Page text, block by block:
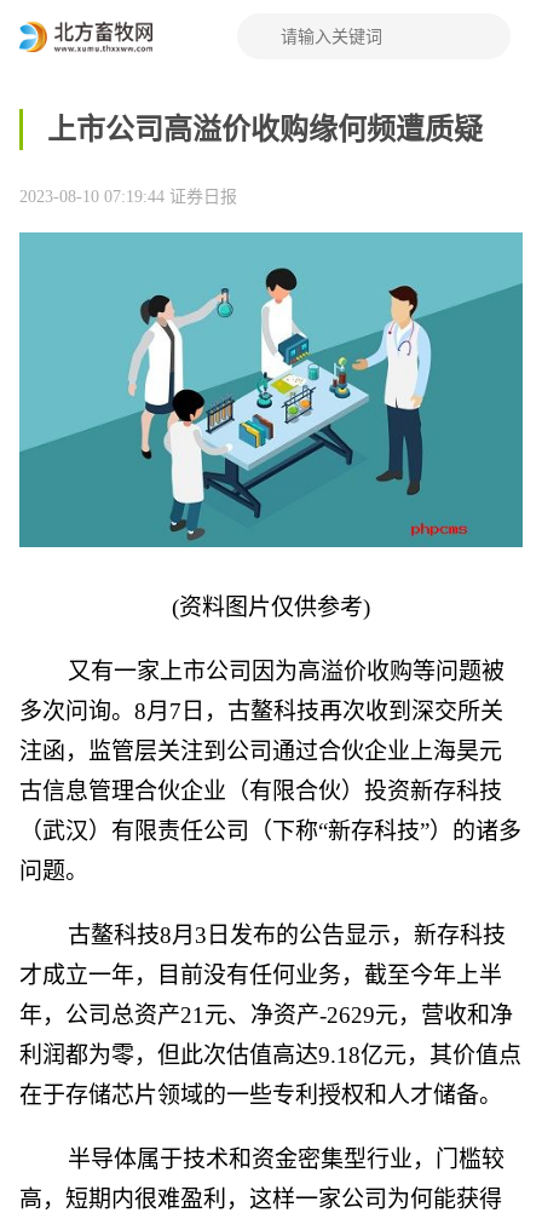
上市公司高溢价收购缘何频遭质疑
2023-08-10 07:19:44 证券日报
(资料图片仅供参考)
又有一家上市公司因为高溢价收购等问题被
多次问询。8月7日，古鳌科技再次收到深交所关
注函，监管层关注到公司通过合伙企业上海昊元
古信息管理合伙企业（有限合伙）投资新存科技
（武汉）有限责任公司（下称“新存科技”）的诸多
问题。
古鳌科技8月3日发布的公告显示，新存科技
才成立一年，目前没有任何业务，截至今年上半
年，公司总资产21元、净资产-2629元，营收和净
利润都为零，但此次估值高达9.18亿元，其价值点
在于存储芯片领域的一些专利授权和人才储备。
半导体属于技术和资金密集型行业，门槛较
高，短期内很难盈利，这样一家公司为何能获得